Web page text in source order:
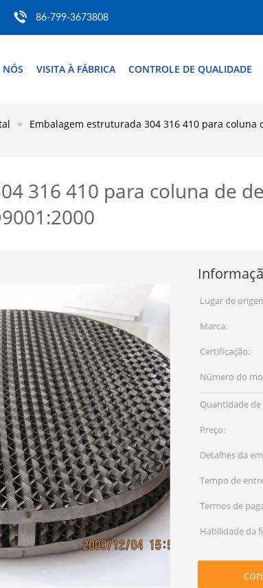
86-799-3673808
NÓS VISITA À FÁBRICA CONTROLE DE QUALIDADE
Embalagem estruturada 304 316 410 para
316 410 para coluna de
Lugar de
Marca:
Certificação:
Número do
Quantidade
mínima:
Preço:
Detalhes da
Tempo de
Termos de
Habilidade da